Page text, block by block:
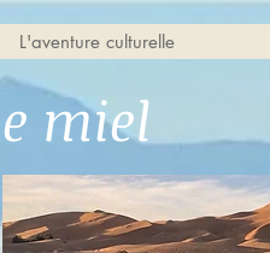
L'aventure culturelle
miel